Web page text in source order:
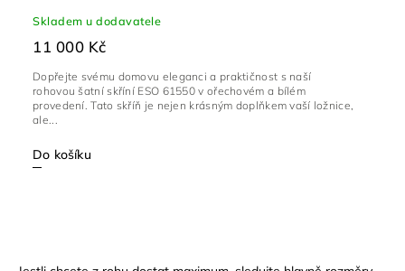
Skladem u dodavatele
11 000 Kč
Do košíku
Dopřejte svému domovu eleganci a praktičnost s naší
rohovou šatní skříní ESO 61550 v ořechovém a bílém
provedení. Tato skříň je nejen krásným doplňkem vaší ložnice,
ale...